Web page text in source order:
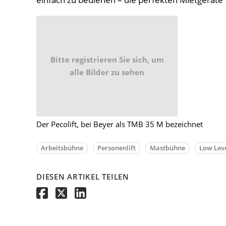
Bitte registrieren Sie sich, um
alle Bilder zu sehen
Der Pecolift, bei Beyer als TMB 35 M bezeichnet
Arbeitsbühne Personenlift Mastbühne Low
DIESEN ARTIKEL TEILEN